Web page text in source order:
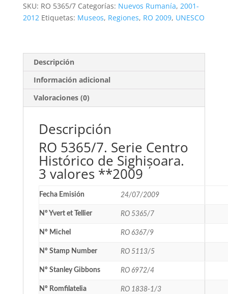
Histórico
de
**2009
cantidad
SKU: RO 5365/7 Categorías: Nuevos Rumanía, 2001-
2012 Etiquetas: Museos, Regiones, RO 2009, UNESCO
Descripción
Información adicional
Valoraciones (0)
Descripción
RO 5365/7. Serie Centro
Histórico de Sighișoara.
3 valores **2009
Fecha Emisión 24/07/2009
Nº Yvert et Tellier RO 5365/7
Nº Michel RO 6367/9
Nº Stamp Number RO 5113/5
Nº Stanley Gibbons RO 6972/4
Nº Romfilatelia RO 1838-1/3